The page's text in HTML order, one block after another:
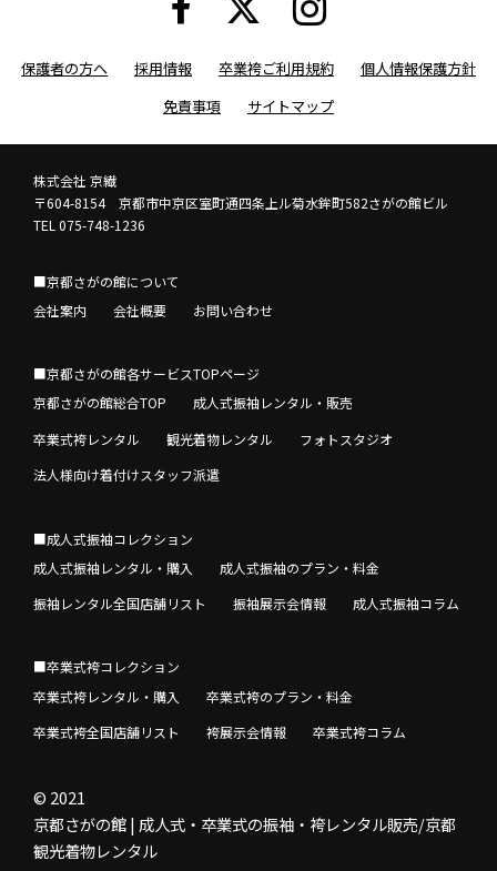
保護者の方へ 採用情報 卒業袴ご利用規約
個人情報保護方針
免責事項
サイトマップ
株式会社 京繊
〒604-8154 京都市中京区室町通四条上ル菊水鉾町582さがの館ビル
TEL 075-748-1236
■京都さがの館について
会社案内
会社概要 お問い合わせ
■京都さがの館各サービスTOPページ
京都さがの館総合TOP
成人式振袖レンタル・販売
卒業式袴レンタル
観光着物レンタル
フォトスタジオ
法人様向け着付けスタッフ派遣
■成人式振袖コレクション
成人式振袖レンタル・購入
成人式振袖のプラン・料金
振袖レンタル全国店舗リスト
振袖展示会情報 成人式振袖コラム
■卒業式袴コレクション
卒業式袴レンタル・購入
卒業式袴のプラン・料金
卒業式袴全国店舗リスト
袴展示会情報 卒業式袴コラム
© 2021
京都さがの館 | 成人式・卒業式の振袖・袴レンタル販売/京都
観光着物レンタル